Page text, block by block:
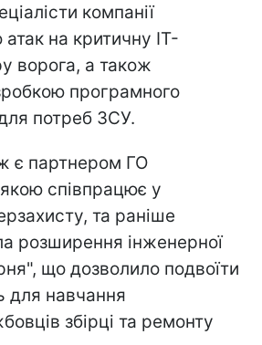
компанії
на критичну ІТ-
ворога, а також
програмного
потреб ЗСУ.
є партнером ГО
співпрацює у
та раніше
розширення інженерної
що дозволило подвоїти
для навчання
збірці та ремонту